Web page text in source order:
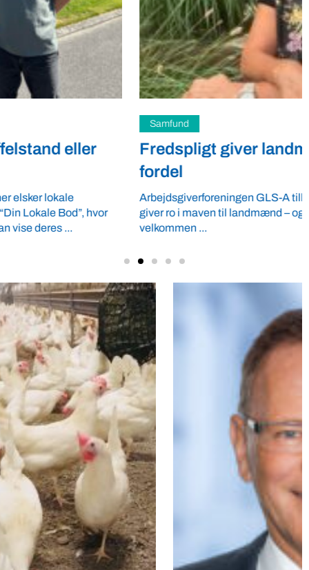
Fredspligt giver landmænd strategisk
Arbejdsgiverforeningen GLS-A tilbyder ordnede forhold, som
giver ro i maven til landmænd – også i usikre tider. VBF byder
velkommen ...